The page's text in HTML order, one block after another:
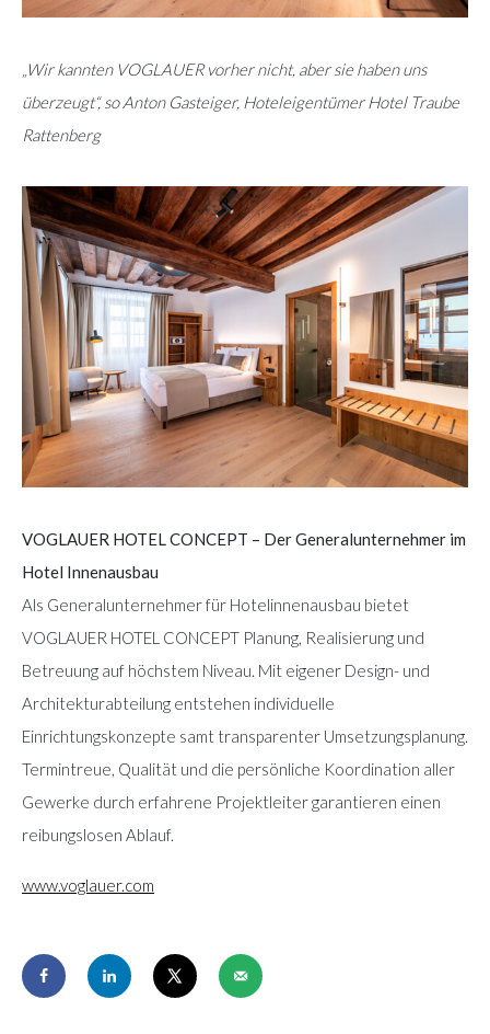
„Wir kannten VOGLAUER vorher nicht, aber sie haben uns
überzeugt“, so Anton Gasteiger, Hoteleigentümer Hotel Traube
Rattenberg
VOGLAUER HOTEL CONCEPT – Der Generalunternehmer im
Hotel Innenausbau
Als Generalunternehmer für Hotelinnenausbau bietet
VOGLAUER HOTEL CONCEPT Planung, Realisierung und
Betreuung auf höchstem Niveau. Mit eigener Design- und
Architekturabteilung entstehen individuelle
Einrichtungskonzepte samt transparenter Umsetzungsplanung.
Termintreue, Qualität und die persönliche Koordination aller
Gewerke durch erfahrene Projektleiter garantieren einen
reibungslosen Ablauf.
www.voglauer.com